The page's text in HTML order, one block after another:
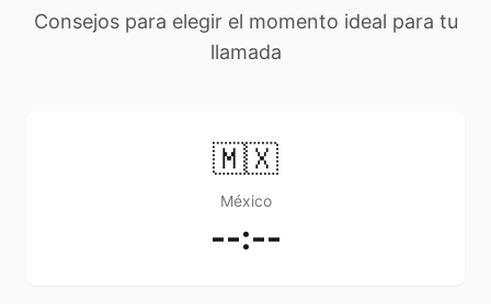
Consejos para elegir el momento ideal para tu
llamada
🇲🇽
México
--:--